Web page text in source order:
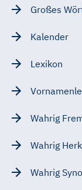
Großes
Kalender
Lexikon
Wahrig
Wahrig
Wahrig